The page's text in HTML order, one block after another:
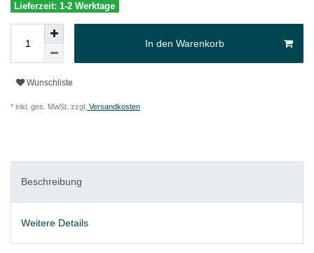
Lieferzeit: 1-2 Werktage
In den Warenkorb
Wunschliste
* inkl. ges. MwSt. zzgl. Versandkosten
Beschreibung
Weitere Details